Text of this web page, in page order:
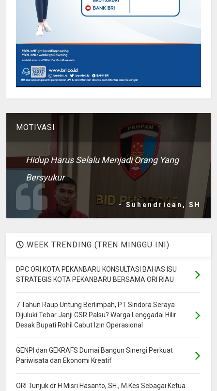
MOTIVASI
Hidup Harus Selalu Menjadi Orang Yang
Bersyukur
- Suhendrican, SH
WEEK TRENDING (TREN MINGGU INI)
DPC ORI KOTA PEKANBARU KONSULTASI BAHAS ISU
STRATEGIS KOTA PEKANBARU BERSAMA ORI RIAU
7 Tahun Raup Untung Berlimpah, PT Sindora Seraya
Dijuluki Tebar Janji CSR Palsu? Warga Lenggadai Hilir
Desak Bupati Rohil Cabut Izin Operasional
GENPI dan GEKRAFS Dumai Bangun Sinergi Perkuat
Pariwisata dan Ekonomi Kreatif
ORI Tunjuk dr H Misri Hasanto, SH., M.Kes Sebagai Ketua